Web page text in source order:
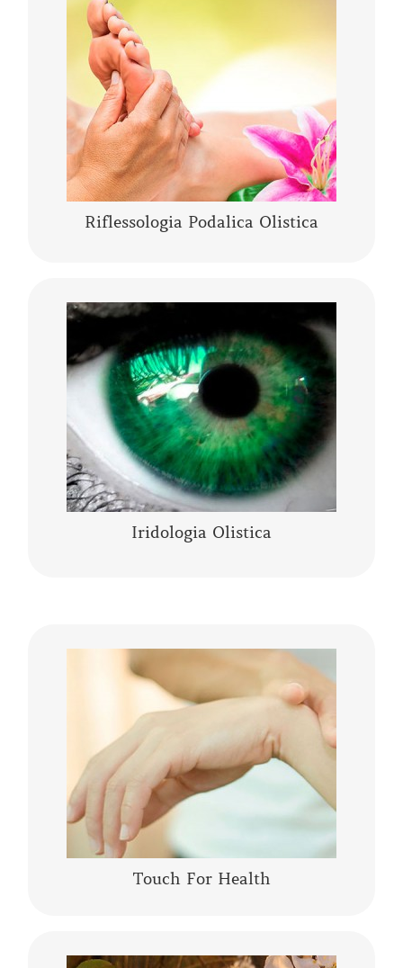
Riflessologia Podalica Olistica
La riflessologia podalica olistica è uno
strumento sia di analisi che di trattamento. I
piedi pur essendo una piccola parte del corpo
umano, rappresentano l’individuo nella sua
……
CONTINUA A LEGGERE
Iridologia Olistica
L’Iridologia Olistica è “l’arte” che osserva i
segni, le anomalie, i fenomeni, i colori e le
architetture dell’occhio, per comprendere lo
stato fisico…..
CONTINUA A LEGGERE
Touch For Health
La Kinesiologia Specializzata è un metodo
olistico che prende in considerazione la
persona nella sua totalità corpo, mente,
emozioni. Integra le conoscenze moderne……
CONTINUA A LEGGERE